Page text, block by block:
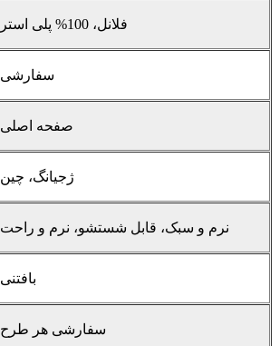
فلانل، 100% پلی استر
سفارشی
صفحه اصلی
ژجیانگ، چین
نرم و سبک، قابل شستشو، نرم و راحت
بافتنی
سفارشی هر طرح